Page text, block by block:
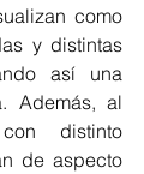
como
y distintas
así una
Además, al
distinto
de aspecto